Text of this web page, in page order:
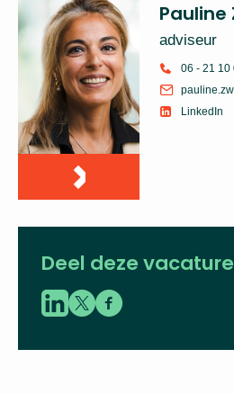
adviseur
06 - 21 10
LinkedIn
Deel deze vacature